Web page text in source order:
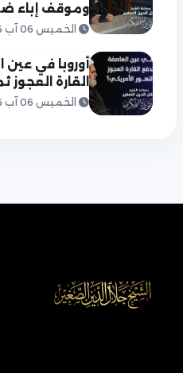
وموقف إباء ضد
الخميس 06 آب 2026
أوروبا في
القارة العجوز
الخميس 06 آب 2026